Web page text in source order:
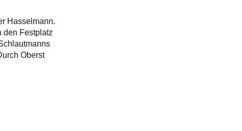
Hasselmann.
den Festplatz
Oberst